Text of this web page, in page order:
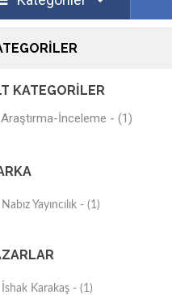
KATEGORILER
Araştırma-İnceleme - (1)
Nabız Yayıncılık - (1)
İshak Karakaş - (1)